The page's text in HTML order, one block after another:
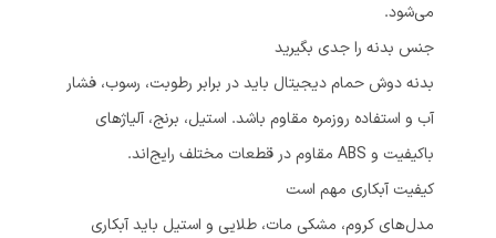
می‌شود.
جنس بدنه را جدی بگیرید
بدنه دوش حمام دیجیتال باید در برابر رطوبت، رسوب، فشار
آب و استفاده روزمره مقاوم باشد. استیل، برنج، آلیاژهای
باکیفیت و ABS مقاوم در قطعات مختلف رایج‌اند.
کیفیت آبکاری مهم است
مدل‌های کروم، مشکی مات، طلایی و استیل باید آبکاری